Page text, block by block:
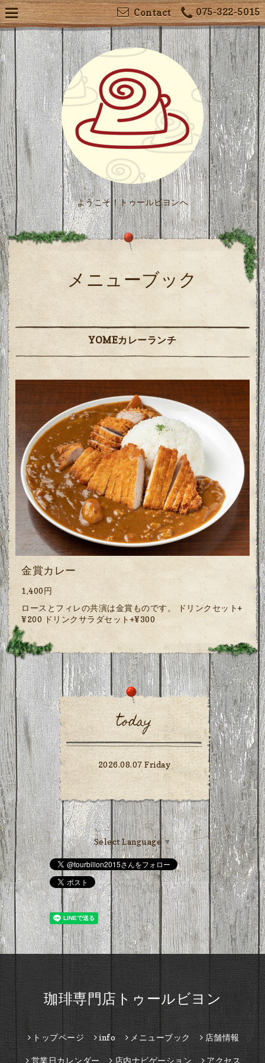
075-322-5015
Contact
ようこそ！トゥールビヨンへ
メニューブック
YOMEカレーランチ
金賞カレー
1,400円
ロースとフィレの共演は金賞ものです。 ドリンクセット+
¥200 ドリンクサラダセット+¥300
today
2026.08.07 Friday
Select Language ▼
珈琲専門店トゥールビヨン
トップページ info メニューブック 店舗情報
営業日カレンダー 店内ナビゲーション アクセス